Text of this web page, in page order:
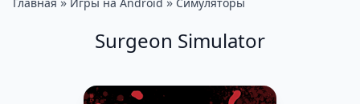
Surgeon Simulator